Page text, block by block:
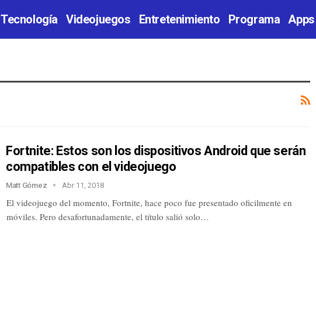
Tecnología Videojuegos Entretenimiento Programa Apps
Fortnite: Estos son los dispositivos Android que serán
compatibles con el videojuego
Matt Gómez Abr 11, 2018
El videojuego del momento, Fortnite, hace poco fue presentado oficilmente en
móviles. Pero desafortunadamente, el título salió solo…